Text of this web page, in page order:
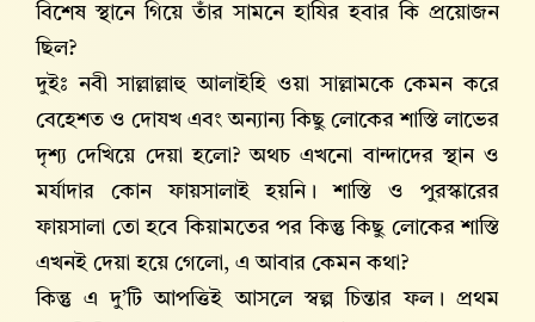
বিশেষ স্থানে গিয়ে তাঁর সামনে হাযির হবার কি প্রয়োজন
ছিল?
দুইঃ নবী সাল্লাল্লাহু আলাইহি ওয়া সাল্লামকে কেমন করে
বেহেশত ও দোযখ এবং অন্যান্য কিছু লোকের শাস্তি লাভের
দৃশ্য দেখিয়ে দেয়া হলো? অথচ এখনো বান্দাদের স্থান ও
মর্যাদার কোন ফায়সালাই হয়নি। শাস্তি ও পুরস্কারের
ফায়সালা তো হবে কিয়ামতের পর কিন্তু কিছু লোকের শাস্তি
এখনই দেয়া হয়ে গেলো, এ আবার কেমন কথা?
কিন্তু এ দু’টি আপত্তিই আসলে স্বল্প চিন্তার ফল। প্রথম